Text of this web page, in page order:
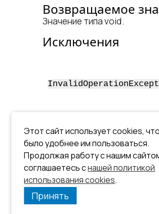
Возвращаемое
Значение типа void.
Исключения
LinterSqlException
Пример
См. пример в методе
Этот сайт использует cookies,
было удобнее им пользоваться.
Продолжая работу с нашим
соглашаетесь снашей политикой
использования cookies.
Принять